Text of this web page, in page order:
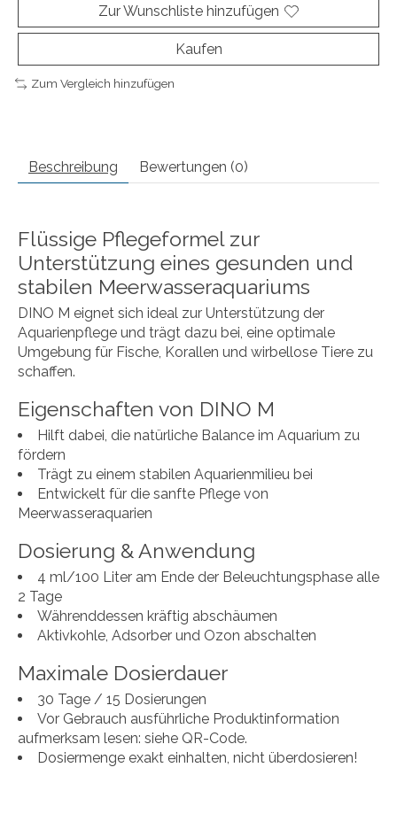
Zur Wunschliste hinzufügen
Kaufen
Zum Vergleich hinzufügen
Beschreibung Bewertungen (0)
Flüssige Pflegeformel zur
Unterstützung eines gesunden und
stabilen Meerwasseraquariums
DINO M eignet sich ideal zur Unterstützung der
Aquarienpflege und trägt dazu bei, eine optimale
Umgebung für Fische, Korallen und wirbellose Tiere zu
schaffen.
Eigenschaften von DINO M
Hilft dabei, die natürliche Balance im Aquarium zu
fördern
Trägt zu einem stabilen Aquarienmilieu bei
Entwickelt für die sanfte Pflege von
Meerwasseraquarien
Dosierung & Anwendung
4 ml/100 Liter am Ende der Beleuchtungsphase alle
2 Tage
Währenddessen kräftig abschäumen
Aktivkohle, Adsorber und Ozon abschalten
Maximale Dosierdauer
30 Tage / 15 Dosierungen
Vor Gebrauch ausführliche Produktinformation
aufmerksam lesen: siehe QR-Code.
Dosiermenge exakt einhalten, nicht überdosieren!